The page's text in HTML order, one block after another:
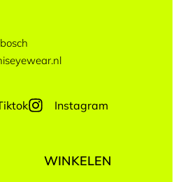
Instagram
WINKELEN